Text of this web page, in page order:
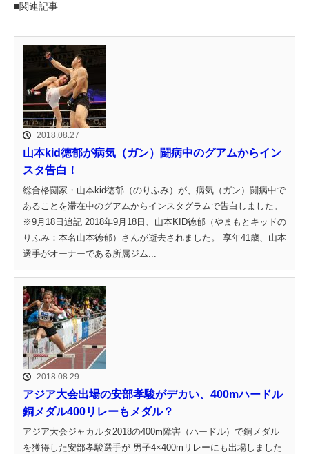
■関連記事
2018.08.27
山本kid徳郁が病気（ガン）闘病中のグアムからイン
スタ告白！
総合格闘家・山本kid徳郁（のりふみ）が、病気（ガン）闘病中で
あることを滞在中のグアムからインスタグラムで告白しました。
※9月18日追記 2018年9月18日、山本KID徳郁（やまもとキッドの
りふみ：本名山本徳郁）さんが逝去されました。 享年41歳、山本
選手がオーナーである所属ジム...
2018.08.29
アジア大会出場の安部孝駿がデカい、400mハードル
銅メダル400リレーもメダル？
アジア大会ジャカルタ2018の400m障害（ハードル）で銅メダル
を獲得した安部孝駿選手が 男子4×400mリレーにも出場しました